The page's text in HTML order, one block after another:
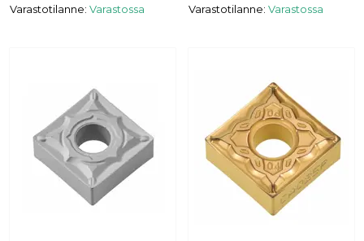
Varastotilanne: Varastossa
Varastotilanne: Varastossa